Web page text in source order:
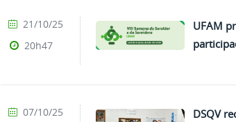
UFAM
21/10/25
20h47
DSQV
07/10/25